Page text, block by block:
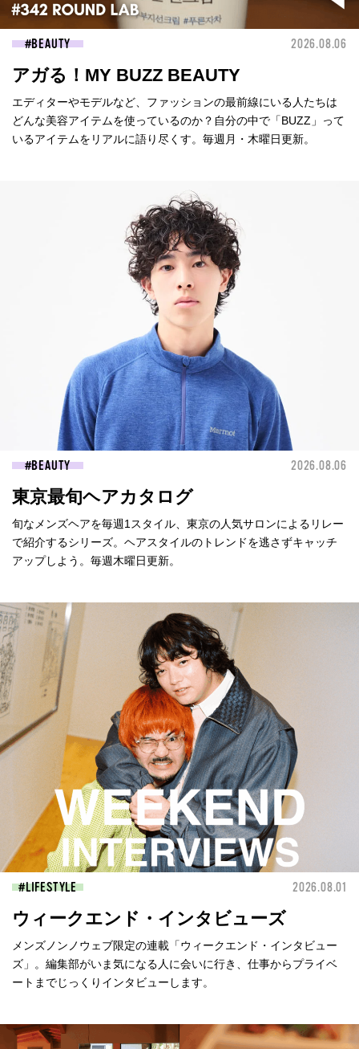
BEAUTY 2026.08.06
アガる！MY BUZZ BEAUTY
エディターやモデルなど、ファッションの最前線にいる人たちは
どんな美容アイテムを使っているのか？自分の中で「BUZZ」って
いるアイテムをリアルに語り尽くす。毎週月・木曜日更新。
BEAUTY 2026.08.06
東京最旬ヘアカタログ
旬なメンズヘアを毎週1スタイル、東京の人気サロンによるリレー
で紹介するシリーズ。ヘアスタイルのトレンドを逃さずキャッチ
アップしよう。毎週木曜日更新。
LIFESTYLE 2026.08.01
ウィークエンド・インタビューズ
メンズノンノウェブ限定の連載「ウィークエンド・インタビュー
ズ」。編集部がいま気になる人に会いに行き、仕事からプライベ
ートまでじっくりインタビューします。